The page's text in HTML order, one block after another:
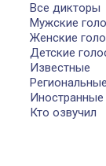
Все дикторы
Мужские
Женские
Детские
Известные
Региональные
Иностранные
Кто озвучил